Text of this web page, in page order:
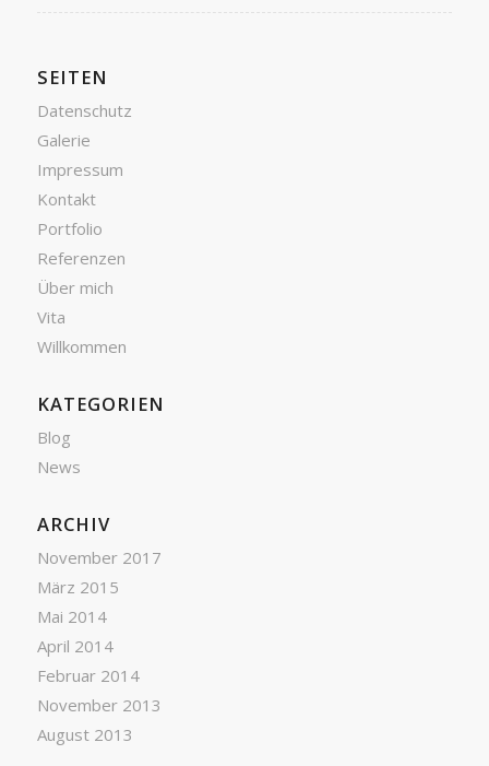
SEITEN
Datenschutz
Galerie
Impressum
Kontakt
Portfolio
Referenzen
Über mich
Vita
Willkommen
KATEGORIEN
Blog
News
ARCHIV
November 2017
März 2015
Mai 2014
April 2014
Februar 2014
November 2013
August 2013